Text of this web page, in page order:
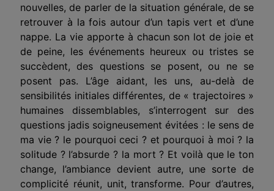
nouvelles, de parler de la situation générale, de se
retrouver à la fois autour d’un tapis vert et d’une
nappe. La vie apporte à chacun son lot de joie et
de peine, les événements heureux ou tristes se
succèdent, des questions se posent, ou ne se
posent pas. L’âge aidant, les uns, au-delà de
sensibilités initiales différentes, de « trajec­toires »
humaines dissemblables, s’interrogent sur des
questions jadis soigneusement évitées : le sens de
ma vie ? le pourquoi ceci ? et pourquoi à moi ? la
solitude ? l’absurde ? la mort ? Et voilà que le ton
change, l’ambiance devient autre, une sorte de
complicité réunit, unit, transforme. Pour d’autres,